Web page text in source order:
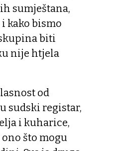
sumještana,
kako bismo
biti
nije htjela
od
sudski registar,
i kuharice,
što mogu